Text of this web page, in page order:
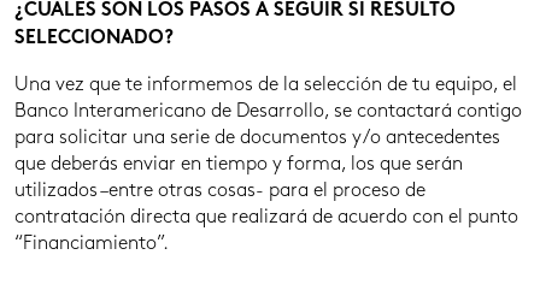
¿CUÁLES SON LOS PASOS A SEGUIR SI RESULTO
SELECCIONADO?
Una vez que te informemos de la selección de tu equipo, el
Banco Interamericano de Desarrollo, se contactará contigo
para solicitar una serie de documentos y/o antecedentes
que deberás enviar en tiempo y forma, los que serán
utilizados –entre otras cosas- para el proceso de
contratación directa que realizará de acuerdo con el punto
“Financiamiento”.